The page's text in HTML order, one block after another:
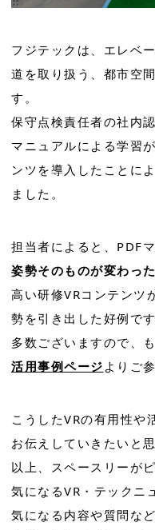
フジテックは、エレベ
道を取り扱う、都市空
す。
保守点検責任者の社内
マニュアルによる学習
ンツを導入したことに
ました。
担当者によると、PDF
姿勢そのものが変わった
高い研修VRコンテンツ
勢を引き出した好例で
多数ございますので、
活用事例ページ よりご
こうしたVRの有用性や
お伝えしていきたいと
以上、スペースリーが
気になるVR・テックニ
気になる内容や質問な